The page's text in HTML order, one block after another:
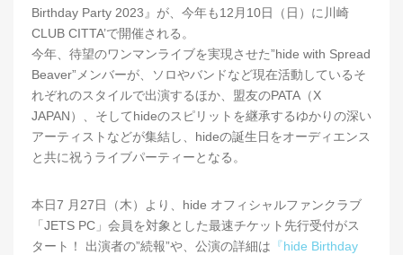
Birthday Party 2023』が、今年も12月10日（日）に川崎
CLUB CITTA’で開催される。
今年、待望のワンマンライブを実現させた”hide with Spread
Beaver”メンバーが、ソロやバンドなど現在活動しているそ
れぞれのスタイルで出演するほか、盟友のPATA（X
JAPAN）、そしてhideのスピリットを継承するゆかりの深い
アーティストなどが集結し、hideの誕生日をオーディエンス
と共に祝うライブパーティーとなる。
本日7 月27日（木）より、hide オフィシャルファンクラブ
「JETS PC」会員を対象とした最速チケット先行受付がス
タート！ 出演者の”続報”や、公演の詳細は 『hide Birthday